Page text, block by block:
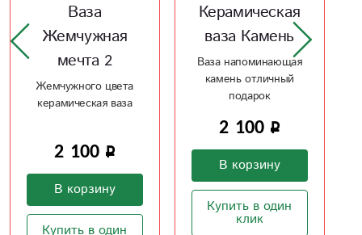
Керамическая
ваза Камень
Ваза напоминающая
камень отличный
подарок
Купить в один
клик
Керамическая
ваза Силуэт
Изящный силуэт ваза
отлично впишется в
интерьер
2 100
В корзину
Купить в один
клик